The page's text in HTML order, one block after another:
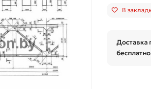
В
Доставка